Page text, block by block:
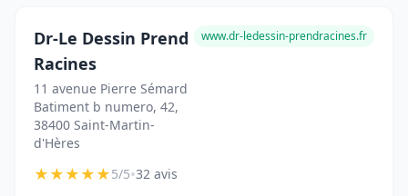
Dr-Le Dessin Prend
Racines
11 avenue Pierre Sémard
Batiment b numero, 42,
38400 Saint-Martin-
d'Hères
www.dr-ledessin-prendracines.fr
★★★★★5/5•32 avis